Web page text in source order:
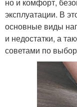
но и комфорт,
эксплуатации. В
основные виды
и недостатки, а
советами по